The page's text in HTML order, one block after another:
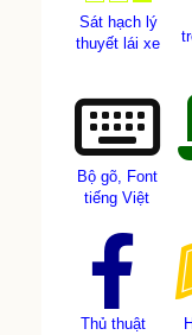
Sát hạch lý
thuyết lái xe
Bộ gõ, Font
tiếng Việt
Thủ thuật